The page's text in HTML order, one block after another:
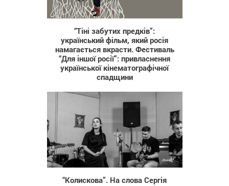
“Тіні забутих предків”:
український фільм, який росія
намагається вкрасти. Фестиваль
“Для іншої росії”: привласнення
української кінематографічної
спадщини
833
“Колискова”. На слова Сергія